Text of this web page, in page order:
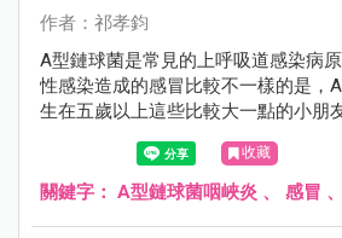
作者：祁孝鈞
A型鏈球菌是常見的上呼吸道感染病
性感染造成的感冒比較不一樣的是，
生在五歲以上這些比較大一點的小朋友
收藏
關鍵字： A型鏈球菌咽峽炎 、 感冒 、